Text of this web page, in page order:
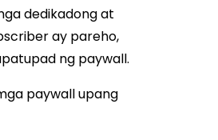
dedikadong at
ay pareho,
ng paywall.
paywall upang